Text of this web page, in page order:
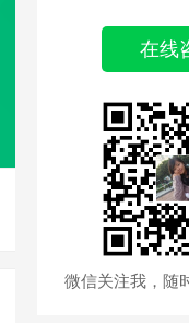
在线
微信关注我，随